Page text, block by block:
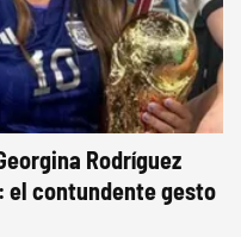
Rodríguez
el contundente gesto